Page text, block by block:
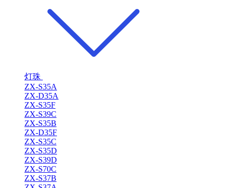
灯珠
ZX-S35A
ZX-D35A
ZX-S35F
ZX-S39C
ZX-S35B
ZX-D35F
ZX-S35C
ZX-S35D
ZX-S39D
ZX-S70C
ZX-S37B